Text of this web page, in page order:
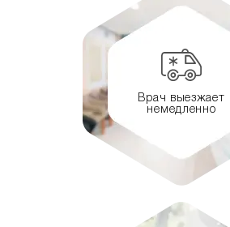
Врач выезжает
немедленно